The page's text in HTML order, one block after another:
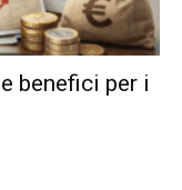
benefici per i